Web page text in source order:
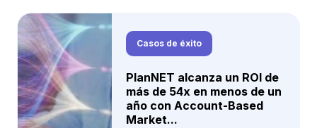
Casos de éxito
PlanNET alcanza un ROI de
más de 54x en menos de un
año con Account-Based
Market...